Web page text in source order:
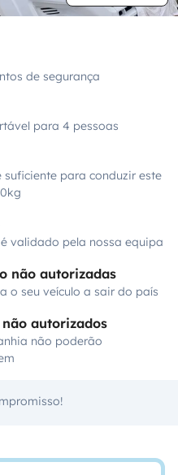
de segurança
para 4 pessoas
para conduzir este
validado pela nossa equipa
não autorizadas
o seu veículo a sair do país
autorizados
não poderão